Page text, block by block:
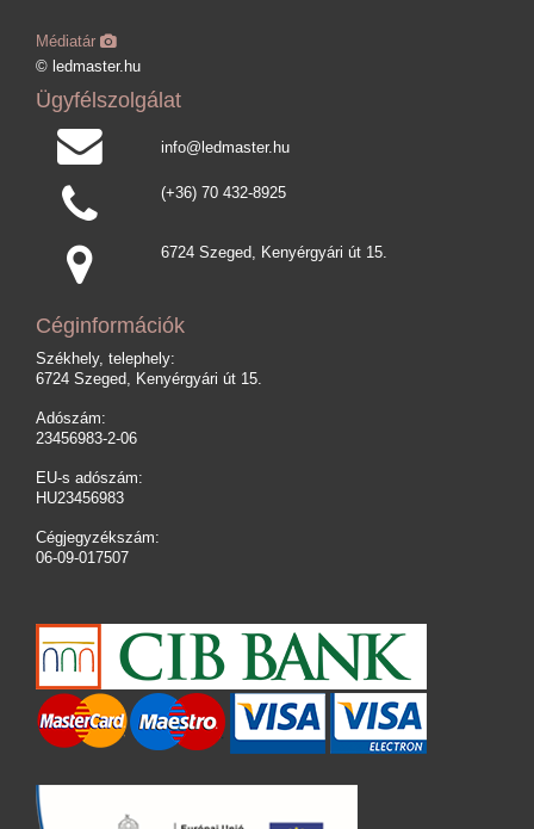
Médiatár
© ledmaster.hu
Ügyfélszolgálat
info@ledmaster.hu
(+36) 70 432-8925
6724 Szeged, Kenyérgyári út 15.
Céginformációk
Székhely, telephely:
6724 Szeged, Kenyérgyári út 15.
Adószám:
23456983-2-06
EU-s adószám:
HU23456983
Cégjegyzékszám:
06-09-017507